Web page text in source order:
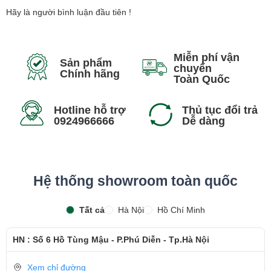
Màn hình:
HP Envy X360 2 in 1 14-fc0023dx được trang bị màn hình 14-inch
FHD (1920 x 1080) cảm ứng, tràn viền và xoay gập 360 độ, chất
lượng đem đến những hình ảnh sống động, có độ phân giải cao
Hãy là người bình luận đầu tiên !
Sản phẩm
Chính hãng
Miễn phí vận
chuyển
Toàn Quốc
Hotline hỗ trợ
0924966666
Thủ tục đổi trả
Dễ dàng
Hệ thống showroom toàn quốc
Tất cả Hà Nội Hồ Chí Minh
HN : Số 6 Hồ Tùng Mậu - P.Phú Diễn - Tp.Hà Nội
Xem chỉ đường